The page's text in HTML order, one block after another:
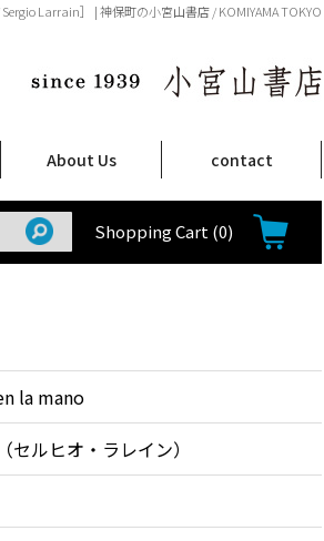
Larrain］ | 神保町の小宮山書店 / KOMIYAMA TOKYO
About Us
店舗案内
Shop Infomation
ご注文について
How to Order
特定商取引法に関する表示
プライバシーポリシー
contact
Shopping Cart (0)
la mano
ルヒオ・ラレイン）